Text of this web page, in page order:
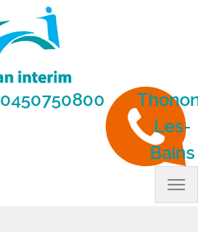
0450750800
Les-
Bains